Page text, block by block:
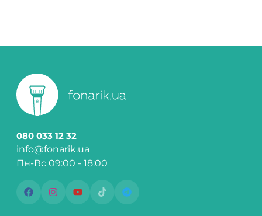
080 033 12 32
info@fonarik.ua
Пн-Вс 09:00 - 18:00